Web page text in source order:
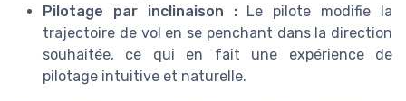
Pilotage par inclinaison :Le pilote modifie la
trajectoire de vol en se penchant dans la direction
souhaitée, ce qui en fait une expérience de
pilotage intuitive et naturelle.